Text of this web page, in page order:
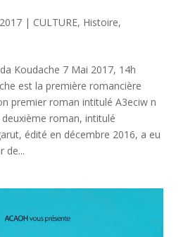
| CULTURE, Histoire,
Koudache 7 Mai 2017, 14h
est la première romancière
premier roman intitulé A3eciw n
roman, intitulé
édité en décembre 2016, a eu
de...